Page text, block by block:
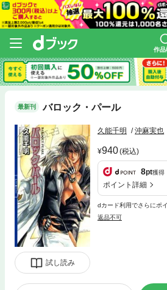
作品
最新刊 バロック・パール
試し読み
久能千明 沖麻実也
940(税込)
8pt獲得
ポイント詳細
dカード利用でさらにポ
返品不可